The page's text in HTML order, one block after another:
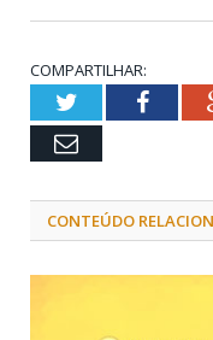
COMPARTILHAR:
Twitter
Email
CONTEÚDO